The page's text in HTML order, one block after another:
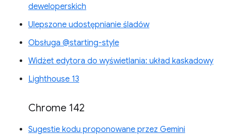
deweloperskich
Ulepszone udostępnianie śladów
Obsługa @starting-style
Widżet edytora do wyświetlania: układ kaskadowy
Lighthouse 13
Chrome 142
Sugestie kodu proponowane przez Gemini